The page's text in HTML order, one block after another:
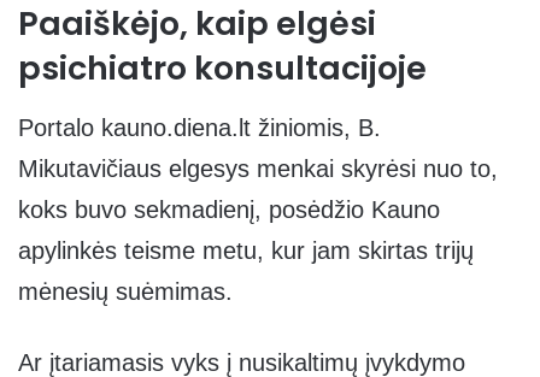
Paaiškėjo, kaip elgėsi
psichiatro konsultacijoje
Portalo kauno.diena.lt žiniomis, B.
Mikutavičiaus elgesys menkai skyrėsi nuo to,
koks buvo sekmadienį, posėdžio Kauno
apylinkės teisme metu, kur jam skirtas trijų
mėnesių suėmimas.
Ar įtariamasis vyks į nusikaltimų įvykdymo